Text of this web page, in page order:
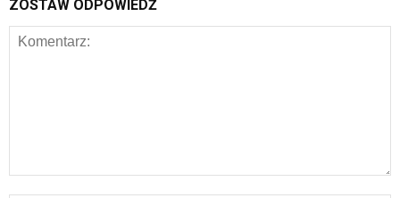
ZOSTAW ODPOWIEDŹ